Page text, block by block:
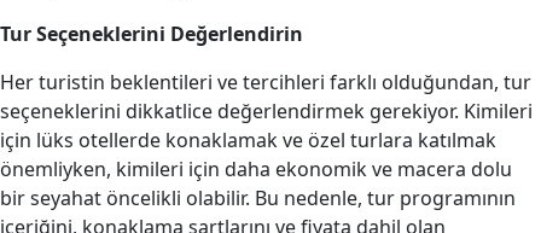
Tur Seçeneklerini Değerlendirin
Her turistin beklentileri ve tercihleri farklı olduğundan, tur
seçeneklerini dikkatlice değerlendirmek gerekiyor. Kimileri
için lüks otellerde konaklamak ve özel turlara katılmak
önemliyken, kimileri için daha ekonomik ve macera dolu
bir seyahat öncelikli olabilir. Bu nedenle, tur programının
içeriğini, konaklama şartlarını ve fiyata dahil olan